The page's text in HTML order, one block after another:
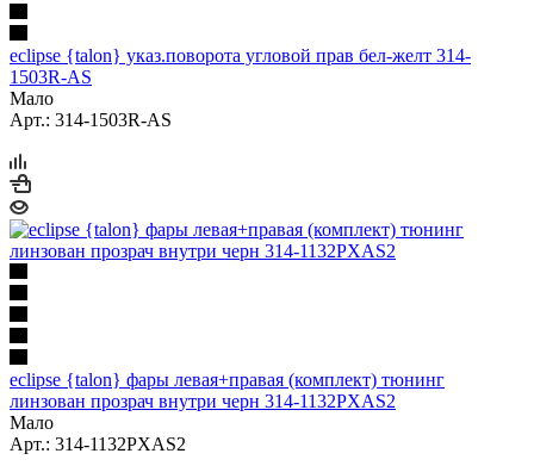
eclipse {talon} указ.поворота угловой прав бел-желт 314-
1503R-AS
Мало
Арт.: 314-1503R-AS
eclipse {talon} фары левая+правая (комплект) тюнинг
линзован прозрач внутри черн 314-1132PXAS2
Мало
Арт.: 314-1132PXAS2